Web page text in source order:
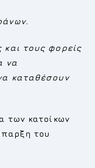
τους φορείς
να
καταθέσουν
των κατοίκων
του